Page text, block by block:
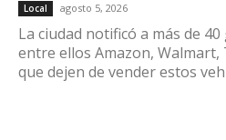
Local agosto 5, 2026
La ciudad notificó a más de
entre ellos Amazon,
que dejen de vender estos